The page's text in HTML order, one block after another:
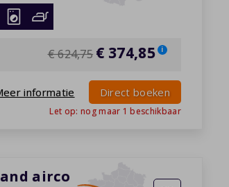
€ 624,75 € 374,85 i
informatie Direct boeken
Let op: nog maar 1 beschikbaar
airco